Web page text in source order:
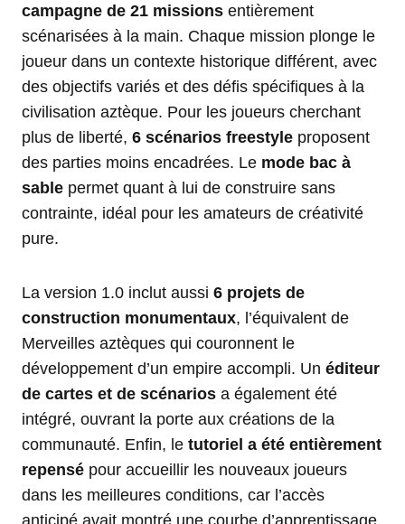
campagne de 21 missions entièrement
scénarisées à la main. Chaque mission plonge le
joueur dans un contexte historique différent, avec
des objectifs variés et des défis spécifiques à la
civilisation aztèque. Pour les joueurs cherchant
plus de liberté, 6 scénarios freestyle proposent
des parties moins encadrées. Le mode bac à
sable permet quant à lui de construire sans
contrainte, idéal pour les amateurs de créativité
pure.
La version 1.0 inclut aussi 6 projets de
construction monumentaux, l’équivalent de
Merveilles aztèques qui couronnent le
développement d’un empire accompli. Un éditeur
de cartes et de scénarios a également été
intégré, ouvrant la porte aux créations de la
communauté. Enfin, le tutoriel a été entièrement
repensé pour accueillir les nouveaux joueurs
dans les meilleures conditions, car l’accès